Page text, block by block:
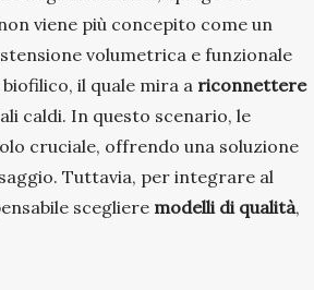
viene più concepito come un
volumetrica e funzionale
il quale mira a riconnettere
caldi. In questo scenario, le
cruciale, offrendo una soluzione
Tuttavia, per integrare al
scegliere modelli di qualità,